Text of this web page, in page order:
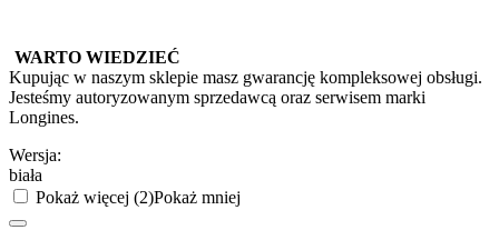
WARTO WIEDZIEĆ
Kupując w naszym sklepie masz gwarancję kompleksowej obsługi.
Jesteśmy autoryzowanym sprzedawcą oraz serwisem marki
Longines.
Wersja:
biała
Pokaż więcej (2)Pokaż mniej